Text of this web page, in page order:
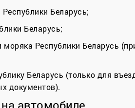
Беларусь;
Беларусь;
Республики Беларусь
Беларусь (только для
документов).